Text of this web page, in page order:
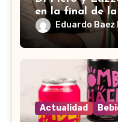
en la final de
Eduardo Baez
Actualidad